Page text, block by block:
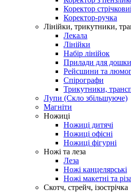
Коректор
Коректор-ручка
Лінійки, трикутники,
Лекала
Лінійки
Набір лінійок
Прилади для дошки
Рейсшини та
Спірографи
Трикутники,
Лупи (Скло збільшуюче)
Магніти
Ножиці
Ножиці дитячі
Ножиці офісні
Ножиці фігурні
Ножі та леза
Леза
Ножі канцелярські
Ножі макетні та
Скотч, стрейч, ізострічка